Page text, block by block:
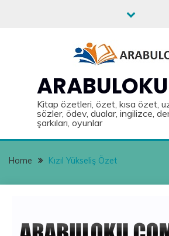
ARABULOKU
Kitap özetleri, özet, kısa özet,
sözler, ödev, dualar, ingilizce,
şarkıları, oyunlar
Home Kızıl Yükseliş Özet